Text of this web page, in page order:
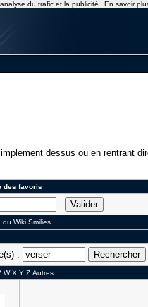
dessus ou en rentrant
des favoris
Wiki Smilies
:
W X Y Z Autres
du trafic et la publicité En savoir